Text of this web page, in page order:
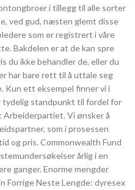
i tillegg til alle sorter
ved gud, næsten glemt disse
som er registrert i våre
Bakdelen er at de kan spre
du ikke behandler de, eller du
har bare rett til å uttale seg
Kun ett eksempel finner vi i
standpunkt til fordel for
Arbeiderpartiet. Vi ønsker å
som i prosessen
og pris. Commonwealth Fund
årlig i en
ganger. Enorme mengder
Forrige Neste Lengde: dyresex